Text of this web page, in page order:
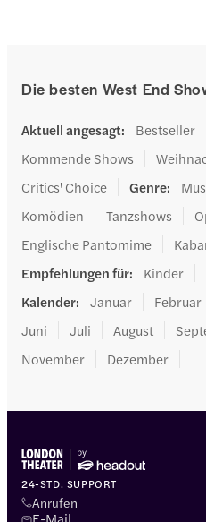
Die besten West End
Aktuell angesagt: Bestseller
Kommende Shows
Critics' Choice
Genre:
Komödien
Tanzshows
Englische Pantomime
Empfehlungen für: Kinder
Kalender: Januar Februar
Juni
Juli August
November
Dezember
24-STD. SUPPORT
Anrufen